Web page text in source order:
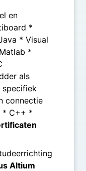
en
*
* Visual
*
als
specifiek
connectie
* C++ *
Altium